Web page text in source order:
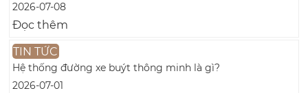
2026-07-08
Đọc thêm
TIN TỨC
Hệ thống đường xe buýt thông minh là gì?
2026-07-01